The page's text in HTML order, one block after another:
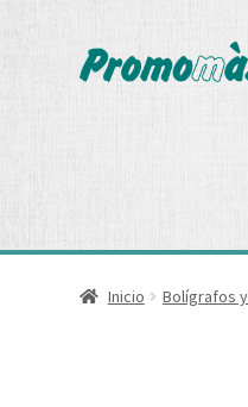
Inicio Bolígrafos